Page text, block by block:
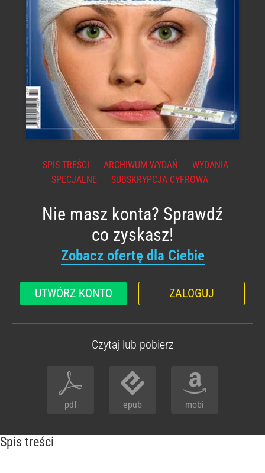
SPIS TREŚCI ARCHIWUM WYDAŃ
WYDANIA
SPECJALNE
SUBSKRYPCJA CYFROWA
Nie masz konta? Sprawdź
co zyskasz!
Zobacz ofertę dla Ciebie
UTWÓRZ KONTO ZALOGUJ
Czytaj lub pobierz
pdf epub mobi
Spis treści